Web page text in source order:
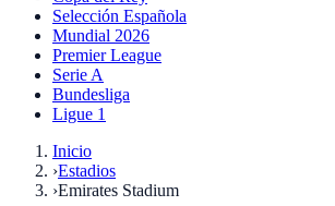
Selección Española
Mundial 2026
Premier League
Serie A
Bundesliga
Ligue 1
Inicio
›Estadios
›Emirates Stadium